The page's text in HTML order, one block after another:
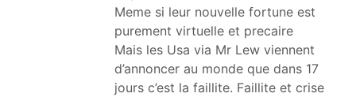
Meme si leur nouvelle fortune est
purement virtuelle et precaire
Mais les Usa via Mr Lew viennent
d’annoncer au monde que dans 17
jours c’est la faillite. Faillite et crise